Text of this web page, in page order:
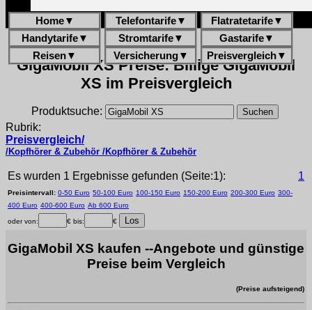
Home▼ Telefontarife▼ Flatratetarife▼
Handytarife▼ Stromtarife▼ Gastarife▼
Reisen▼ Versicherung▼ Preisvergleich▼
GigaMobil XS Preise: Billige GigaMobil
XS im Preisvergleich
Produktsuche:
Rubrik:
Preisvergleich/
/Kopfhörer & Zubehör /Kopfhörer & Zubehör
Es wurden 1 Ergebnisse gefunden (Seite:1): 1
Preisintervall: 0-50 Euro 50-100 Euro 100-150 Euro 150-200 Euro 200-300 Euro 300-
400 Euro 400-600 Euro Ab 600 Euro
oder von: € bis: €
GigaMobil XS kaufen --Angebote und günstige
Preise beim Vergleich
(Preise aufsteigend)